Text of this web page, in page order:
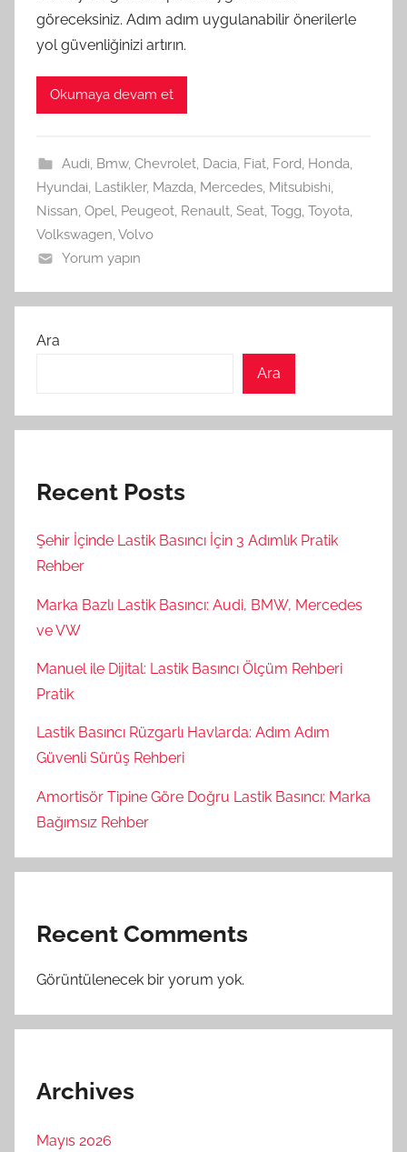
göreceksiniz. Adım adım uygulanabilir önerilerle
yol güvenliğinizi artırın.
Okumaya devam et
Audi Bmw, Chevrolet, Dacia Fiat, Ford Honda
Hyundai Lastikler, Mazda Mercedes Mitsubishi
Nissan Opel Peugeot Renault Seat Togg Toyota
Volkswagen Volvo
Yorum yapın
Ara
Ara
Recent Posts
Şehir İçinde Lastik Basıncı İçin 3 Adımlık Pratik
Rehber
Marka Bazlı Lastik Basıncı: Audi, BMW, Mercedes
ve VW
Manuel ile Dijital: Lastik Basıncı Ölçüm Rehberi
Pratik
Lastik Basıncı Rüzgarlı Havlarda: Adım Adım
Güvenli Sürüş Rehberi
Amortisör Tipine Göre Doğru Lastik Basıncı: Marka
Bağımsız Rehber
Recent Comments
Görüntülenecek bir yorum yok.
Archives
Mayıs 2026